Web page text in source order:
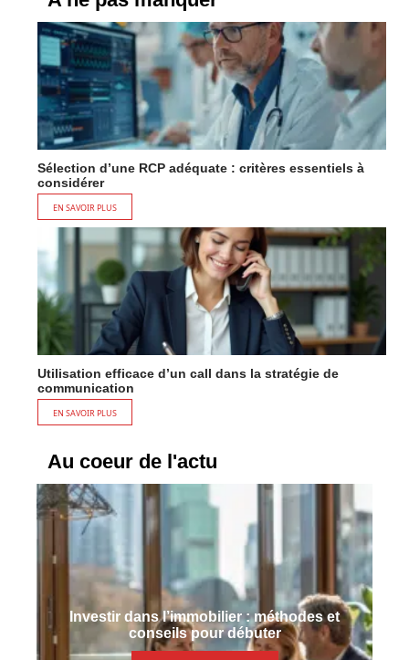
Sélection d’une RCP adéquate : critères essentiels à
considérer
EN SAVOIR PLUS
Utilisation efficace d’un call dans la stratégie de
communication
EN SAVOIR PLUS
Au coeur de l'actu
Investir dans l’immobilier : méthodes et
conseils pour débuter